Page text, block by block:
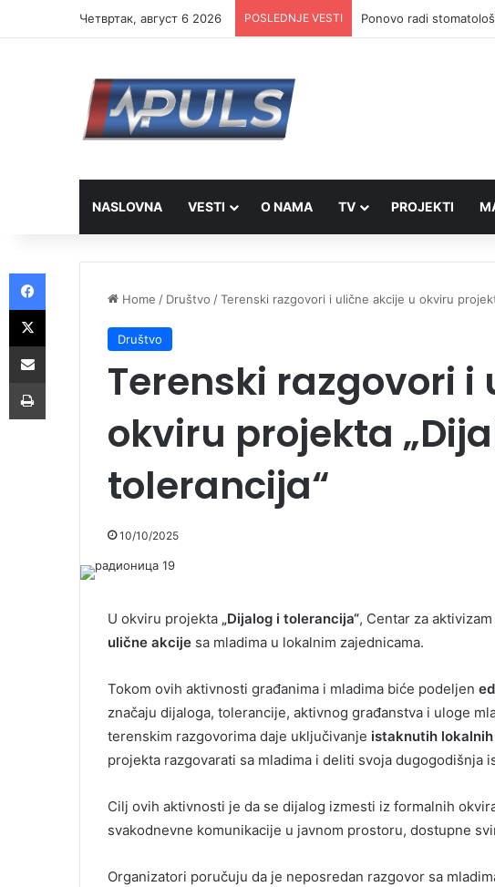
Четвртак, август 6 2026 POSLEDNJE VESTI Ponovo radi
NASLOVNA VESTI O NAMA TV PROJEKTI
Home / Društvo /Terenski razgovori i ulične akcije u okviru
Društvo
Terenski razgovori i
okviru projekta
tolerancija“
10/10/2025
U okviru projekta „Dijalog i tolerancija“, Centar za
ulične akcije sa mladima u lokalnim zajednicama.
Tokom ovih aktivnosti građanima i mladima biće podeljen
značaju dijaloga, tolerancije, aktivnog građanstva i uloge
terenskim razgovorima daje uključivanje istaknutih
projekta razgovarati sa mladima i deliti svoja dugogodišnja
Cilj ovih aktivnosti je da se dijalog izmesti iz formalnih
svakodnevne komunikacije u javnom prostoru, dostupne
Organizatori poručuju da je neposredan razgovor sa
Facebook
X
Share via Email